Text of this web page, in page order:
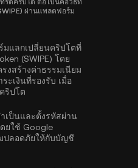
รดคริปโต ต่อไปนี้คือวิธีที่
ผ่านแพลตฟอร์ม
มแลกเปลี่ยนคริปโตที่
(SWIPE) โดย
งสร้างค่าธรรมเนียม
ะเงินที่รองรับ เมื่อ
ริปโต
เป็นและตั้งรหัสผ่าน
ดยใช้ Google
ปลอดภัยให้กับบัญชี